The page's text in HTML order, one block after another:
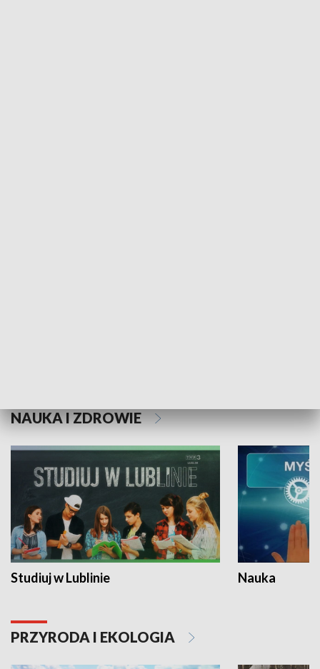
NAUKA I ZDROWIE
Studiuj w Lublinie Nauka
PRZYRODA I EKOLOGIA